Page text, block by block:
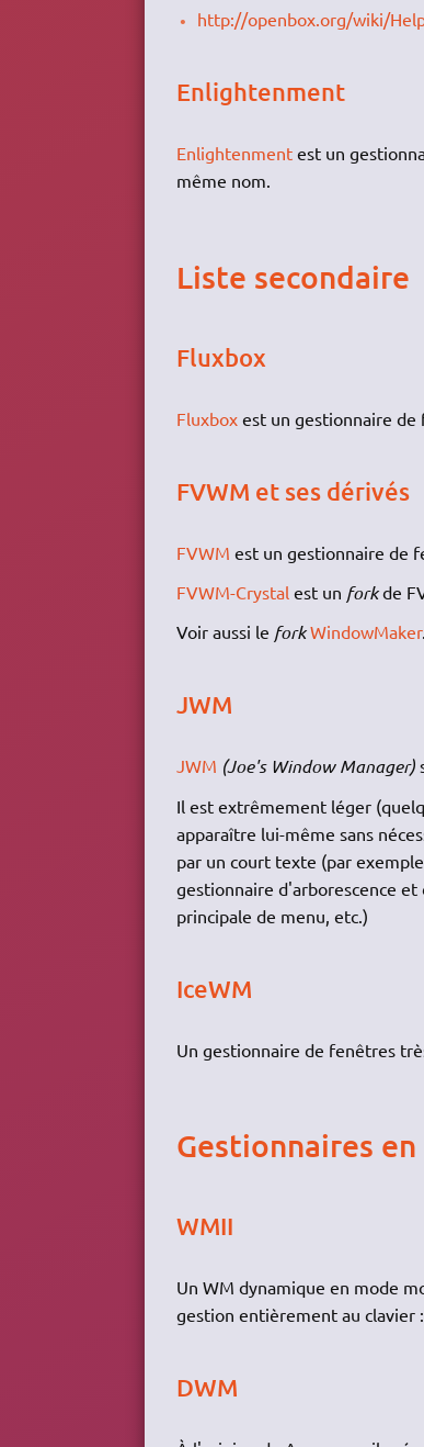
http://openbox.org/wiki/
Enlightenment
Enlightenmentest un
même nom.
Liste secondaire
Fluxbox
Fluxboxest un gestionnaire de
FVWM et ses dérivés
FVWM est un gestionnaire de
FVWM-Crystalest un forkde
Voir aussi le fork WindowMaker.
JWM
JWM (Joe's Window Manager)
Il est extrêmement léger
apparaître lui-même sans
par un court texte (par
gestionnaire d'arborescence
principale de menu, etc.)
IceWM
Un gestionnaire de fenêtres
Gestionnaires
WMII
Un WM dynamique en mode
gestion entièrement au clavier :
DWM